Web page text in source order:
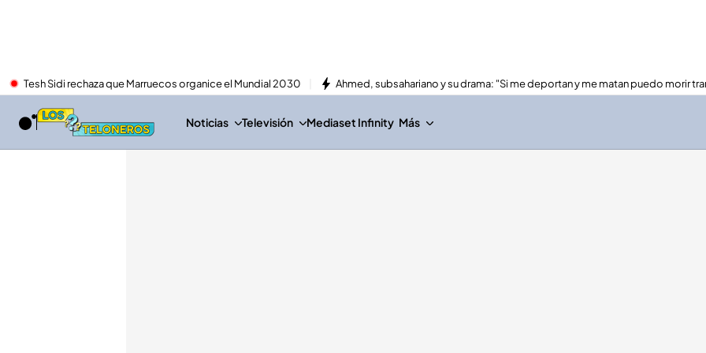
Tesh Sidi rechaza que Marruecos organice el Mundial 2030 Ahmed, subsahariano y su drama: "Si me deportan y me matan puedo morir
Noticias Televisión Mediaset Infinity Más